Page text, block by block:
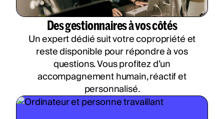
Des gestionnaires à vos côtés
Un expert dédié suit votre copropriété et
reste disponible pour répondre à vos
questions. Vous profitez d’un
accompagnement humain, réactif et
personnalisé.